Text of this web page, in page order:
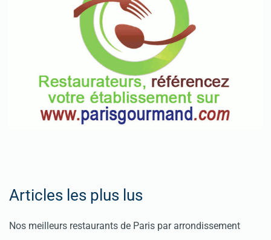
Articles les plus lus
Nos meilleurs restaurants de Paris par arrondissement